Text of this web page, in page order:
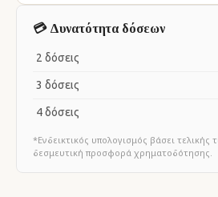
💳 Δυνατότητα δόσεων
2 δόσεις
3 δόσεις
4 δόσεις
*Ενδεικτικός υπολογισμός βάσει τελικής
δεσμευτική προσφορά χρηματοδότησης.